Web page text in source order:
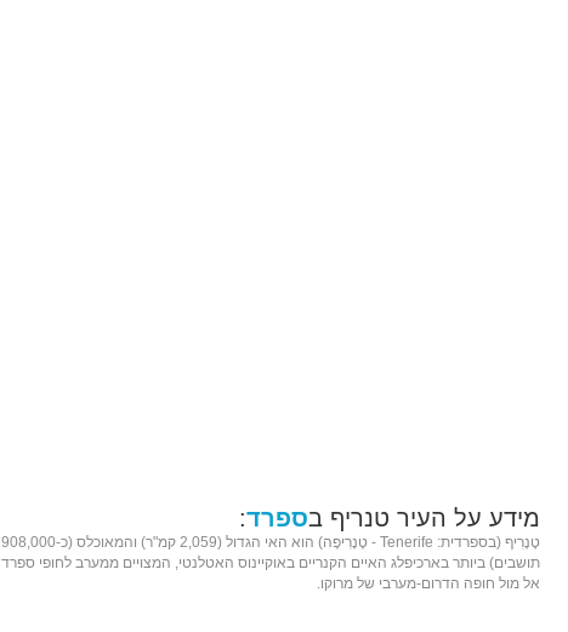
מידע על העיר טנריף בספרד:
טֶנֶרִיף (בספרדית: Tenerife - טֶנֶרִיפֶה) הוא ה אי הגדול (2,059 קמ"ר
) והמאוכלס (כ-908,000
תושבים) ביותר בארכיפלג האיים הקנריים באוקיינוס האטלנטי, המצויים ממערב לחופי ספרד
אל מול חופה הדרום-מערבי של מרוקו.